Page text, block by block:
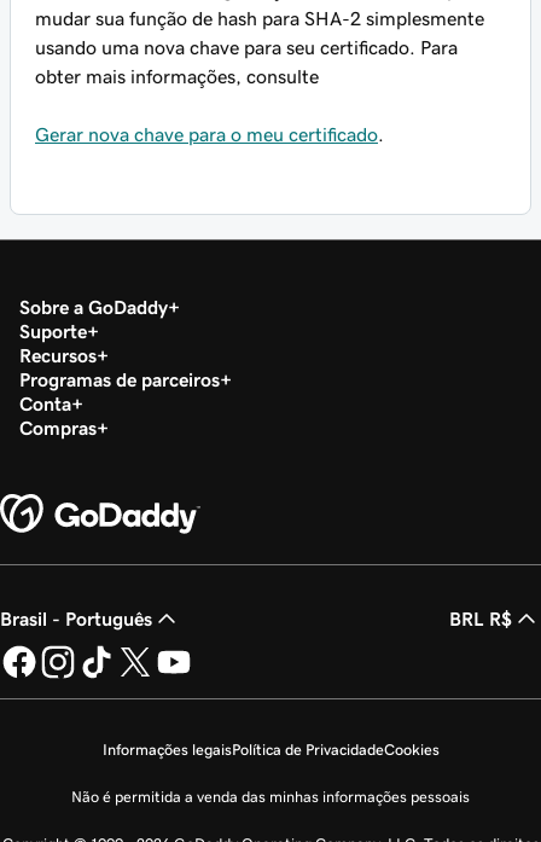
mudar sua função de hash para SHA-2 simplesmente
usando uma nova chave para seu certificado. Para
obter mais informações, consulte
Gerar nova chave para o meu certificado
Sobre a GoDaddy
Suporte
Recursos
Programas de parceiros
Conta
Compras
Brasil - Português BRL R$
Informações legaisPolítica de PrivacidadeCookies
Não é permitida a venda das minhas informações pessoais